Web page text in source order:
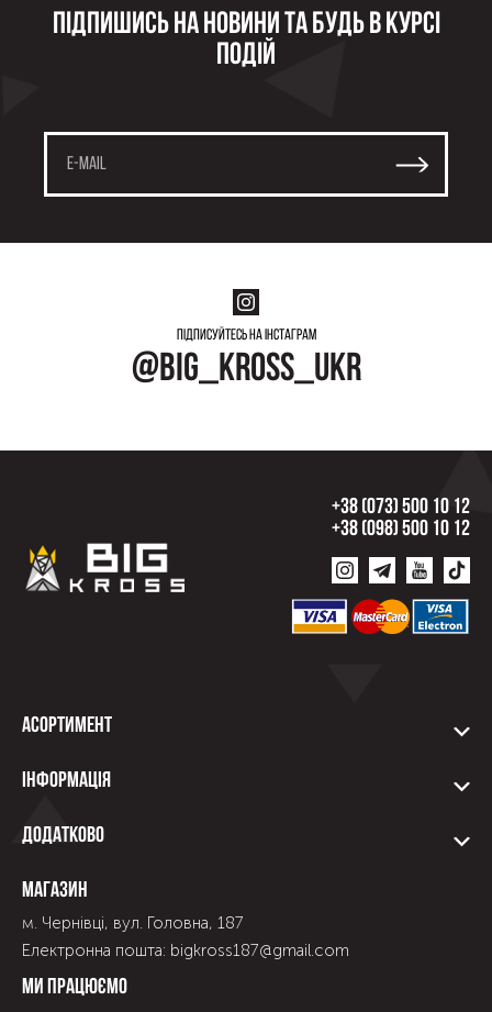
Підпишись на новини та будь в курсі
подій
Підписуйтесь на інстаграм
@big_kross_ukr
+38 (073) 500 10 12
+38 (098) 500 10 12
Асортимент
Інформація
Додатково
Магазин
м. Чернівці, вул. Головна, 187
Електронна пошта: bigkross187@gmail.com
Ми працюємо